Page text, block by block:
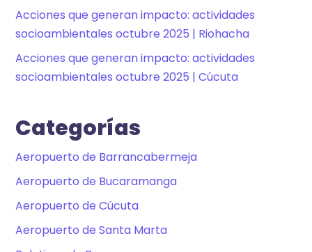
Acciones que generan impacto: actividades
socioambientales octubre 2025 | Riohacha
Acciones que generan impacto: actividades
socioambientales octubre 2025 | Cúcuta
Categorías
Aeropuerto de Barrancabermeja
Aeropuerto de Bucaramanga
Aeropuerto de Cúcuta
Aeropuerto de Santa Marta